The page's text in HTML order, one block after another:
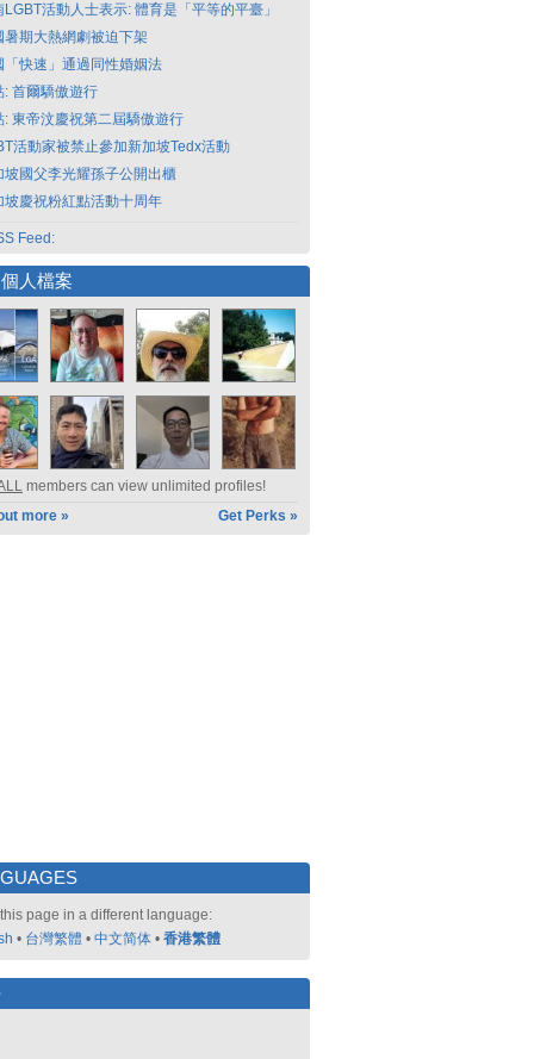
LGBT活動人士表示: 體育是「平等的平臺」
暑期大熱網劇被迫下架
「快速」通過同性婚姻法
: 首爾驕傲遊行
: 東帝汶慶祝第二屆驕傲遊行
活動家被禁止參加新加坡Tedx活動
坡國父李光耀孫子公開出櫃
坡慶祝粉紅點活動十周年
Feed:
人檔案
members can view unlimited profiles!
more »
Get Perks »
page in a different language:
• 台灣繁體 • 中文简体 • 香港繁體